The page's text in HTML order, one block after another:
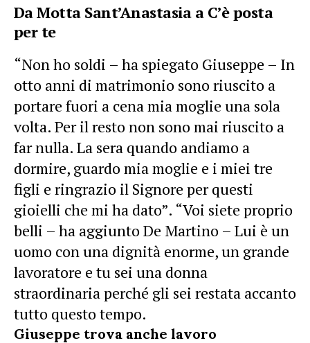
Da Motta Sant’Anastasia a C’è posta
per te
“Non ho soldi – ha spiegato Giuseppe – In
otto anni di matrimonio sono riuscito a
portare fuori a cena mia moglie una sola
volta. Per il resto non sono mai riuscito a
far nulla. La sera quando andiamo a
dormire, guardo mia moglie e i miei tre
figli e ringrazio il Signore per questi
gioielli che mi ha dato”. “Voi siete proprio
belli – ha aggiunto De Martino – Lui è un
uomo con una dignità enorme, un grande
lavoratore e tu sei una donna
straordinaria perché gli sei restata accanto
tutto questo tempo.
Giuseppe trova anche lavoro